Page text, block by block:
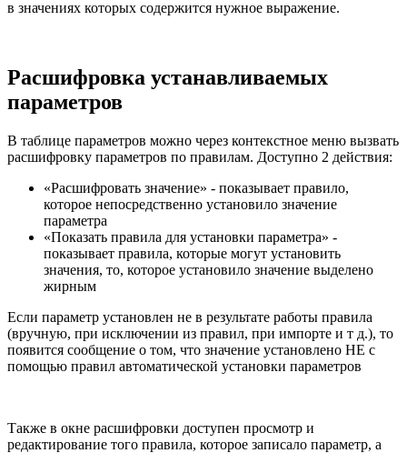
в значениях которых содержится нужное выражение.
Расшифровка устанавливаемых
параметров
В таблице параметров можно через контекстное меню вызвать
расшифровку параметров по правилам. Доступно 2 действия:
«Расшифровать значение» - показывает правило,
которое непосредственно установило значение
параметра
«Показать правила для установки параметра» -
показывает правила, которые могут установить
значения, то, которое установило значение выделено
жирным
Если параметр установлен не в результате работы правила
(вручную, при исключении из правил, при импорте и т д.), то
появится сообщение о том, что значение установлено НЕ с
помощью правил автоматической установки параметров
Также в окне расшифровки доступен просмотр и
редактирование того правила, которое записало параметр, а